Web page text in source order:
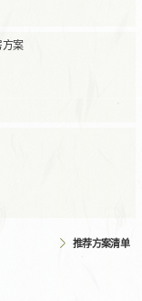
方案
推荐方案清单